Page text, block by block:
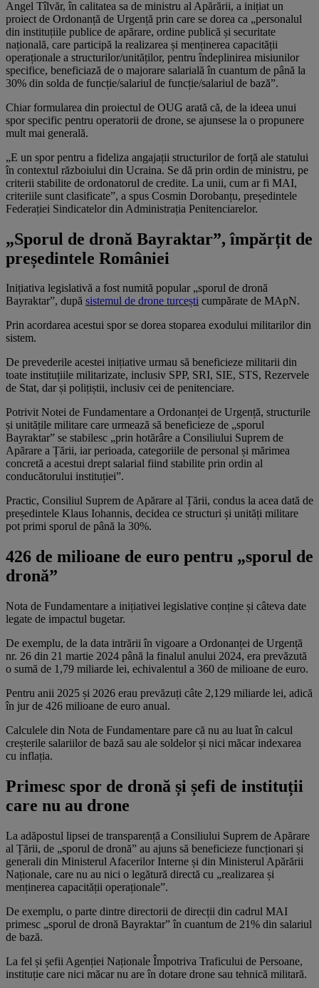
Angel Tîlvăr, în calitatea sa de ministru al Apărării, a inițiat un
proiect de Ordonanță de Urgență prin care se dorea ca „personalul
din instituțiile publice de apărare, ordine publică și securitate
națională, care participă la realizarea și menținerea capacității
operaționale a structurilor/unităților, pentru îndeplinirea misiunilor
specifice, beneficiază de o majorare salarială în cuantum de până la
30% din solda de funcție/salariul de funcție/salariul de bază”.
Chiar formularea din proiectul de OUG arată că, de la ideea unui
spor specific pentru operatorii de drone, se ajunsese la o propunere
mult mai generală.
„E un spor pentru a fideliza angajații structurilor de forță ale statului
în contextul războiului din Ucraina. Se dă prin ordin de ministru, pe
criterii stabilite de ordonatorul de credite. La unii, cum ar fi MAI,
criteriile sunt clasificate”, a spus Cosmin Dorobanțu, președintele
Federației Sindicatelor din Administrația Penitenciarelor.
„Sporul de dronă Bayraktar”, împărțit de
președintele României
Inițiativa legislativă a fost numită popular „sporul de dronă
Bayraktar”, după sistemul de drone turcești cumpărate de MApN.
Prin acordarea acestui spor se dorea stoparea exodului militarilor din
sistem.
De prevederile acestei inițiative urmau să beneficieze militarii din
toate instituțiile militarizate, inclusiv SPP, SRI, SIE, STS, Rezervele
de Stat, dar și polițiștii, inclusiv cei de penitenciare.
Potrivit Notei de Fundamentare a Ordonanței de Urgență, structurile
și unitățile militare care urmează să beneficieze de „sporul
Bayraktar” se stabilesc „prin hotărâre a Consiliului Suprem de
Apărare a Țării, iar perioada, categoriile de personal și mărimea
concretă a acestui drept salarial fiind stabilite prin ordin al
conducătorului instituției”.
Practic, Consiliul Suprem de Apărare al Țării, condus la acea dată de
președintele Klaus Iohannis, decidea ce structuri și unități militare
pot primi sporul de până la 30%.
426 de milioane de euro pentru „sporul de
dronă”
Nota de Fundamentare a inițiativei legislative conține și câteva date
legate de impactul bugetar.
De exemplu, de la data intrării în vigoare a Ordonanței de Urgență
nr. 26 din 21 martie 2024 până la finalul anului 2024, era prevăzută
o sumă de 1,79 miliarde lei, echivalentul a 360 de milioane de euro.
Pentru anii 2025 și 2026 erau prevăzuți câte 2,129 miliarde lei, adică
în jur de 426 milioane de euro anual.
Calculele din Nota de Fundamentare pare că nu au luat în calcul
creșterile salariilor de bază sau ale soldelor și nici măcar indexarea
cu inflația.
Primesc spor de dronă și șefi de instituții
care nu au drone
La adăpostul lipsei de transparență a Consiliului Suprem de Apărare
al Țării, de „sporul de dronă” au ajuns să beneficieze funcționari și
generali din Ministerul Afacerilor Interne și din Ministerul Apărării
Naționale, care nu au nici o legătură directă cu „realizarea și
menținerea capacității operaționale”.
De exemplu, o parte dintre directorii de direcții din cadrul MAI
primesc „sporul de dronă Bayraktar” în cuantum de 21% din salariul
de bază.
La fel și șefii Agenției Naționale Împotriva Traficului de Persoane,
instituție care nici măcar nu are în dotare drone sau tehnică militară.